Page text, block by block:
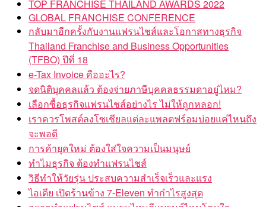
TOP FRANCHISE THAILAND AWARDS 2022
GLOBAL FRANCHISE CONFERENCE
กลับมาอีกครั้งกับงานแฟรนไชส์และโอกาสทางธุรกิจ
Thailand Franchise and Business Opportunities
(TFBO) ปีที่ 18
e-Tax Invoice คืออะไร?
จดนิติบุคคลแล้ว ต้องจ่ายภาษีบุคคลธรรมดาอยู่ไหม?
เลือกซื้อธุรกิจแฟรนไชส์อย่างไร ไม่ให้ถูกหลอก!
เราควรโพสต์ลงโซเชียลแต่ละแพลตฟร์อมบ่อยแค่ไหนถึง
จะพอดี
การค้ายุคใหม่ ต้องใส่ใจความเป็นมนุษย์
ทำไมธุรกิจ ต้องทำแฟรนไชส์
วิธีทำให้วัยรุ่น ประสบความสำเร็จเร็วและแรง
ไอเดีย เปิดร้านข้าง 7-Eleven ทำกำไรสูงสุด